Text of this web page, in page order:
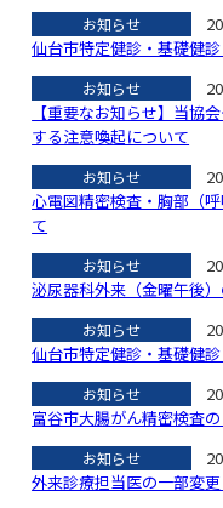
お知らせ
仙台市特定健診・基礎健
お知らせ
【重要なお知らせ】当協
する注意喚起について
お知らせ
心電図精密検査・胸部（
て
お知らせ
泌尿器科外来（金曜午後
お知らせ
仙台市特定健診・基礎健
お知らせ
富谷市大腸がん精密検査
お知らせ
外来診療担当医の一部変